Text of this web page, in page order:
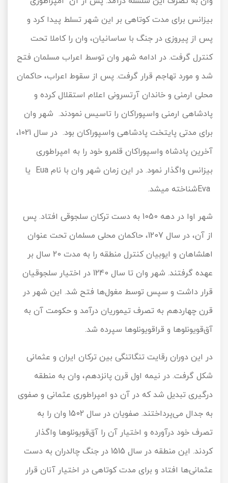
بیزانس برای مدت کوتاهی بر این شهر تسلط پیدا کرد و
پس از پیروزی در جنگ با ساسانیان، وان را کاملا تحت
کنترل گرفت. در ادامه شهر وان توسط اعراب مسلمان فتح
شد و مورد تهاجم قرار گرفت. پس از سقوط اعراب، حاکمان
محلی ارمنی و خاندان آرتسرونی اعلام استقلال کرده و
پادشاهی ارمنی واسپوراکان را تاسیس نمودند. شهر وان
برای مدتی پایتخت پادشاهی واسپوراکان بود. در سال 1021،
آخرین پادشاه واسپوراکان قلمرو خود را به امپراطوری
بیزانس واگذار نمود. در این زمان شهر وان با نام Eua یا
شهر اوا در دهه 1050 به دست ترکان سلجوقی افتاد. پس
از آن، در سال 1207، حاکمان محلی مسلمان تحت عنوان
اهلشاهان و ایوبیان کنترل منطقه را به مدت 20 سال بر
عهده گرفتند. شهر وان تا سال 1240 در اختیار سلجوقیان
قرار داشت و سپس توسط مغول‌ها فتح شد. این شهر در
قرن چهاردهم به تصرف تیموریان درآمد و حکومت آن به
آق‌قویونلوها و قراقویونلوها سپرده شد.
در این دوران رقایت تنگاتنگی بین ترکان ایران و عثمانی
شکل گرفت. در نیمه اول قرن پانزدهم، وان به منطقه
درگیری تبدیل شد که در آن دو امپراطوری عثمانی و صفوی
به جدال می‌پرداختند. صفویان در سال 1502 وان را به
تصرف خود درآورده و اختیار آن را آق‌قویونلوها واگذار
کردند. این منطقه در سال 1515 در جنگ چالدران به دست
عثمانی‌ها افتاد و برای مدت کوتاهی در اختیار آنان قرار